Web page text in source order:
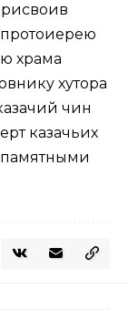
храма
хутора
чин
казачьих
памятными